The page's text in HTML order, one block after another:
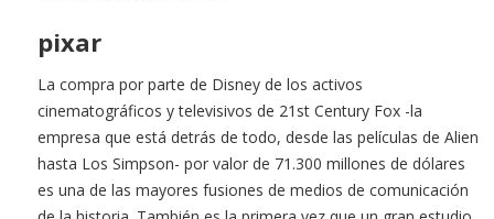
pixar
La compra por parte de Disney de los activos
cinematográficos y televisivos de 21st Century Fox -la
empresa que está detrás de todo, desde las películas de Alien
hasta Los Simpson- por valor de 71.300 millones de dólares
es una de las mayores fusiones de medios de comunicación